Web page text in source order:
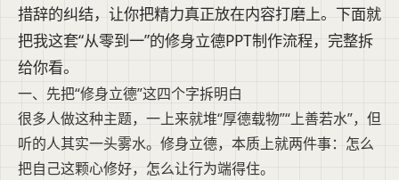
措辞的纠结，让你把精力真正放在内容打磨上。下面就
把我这套“从零到一”的修身立德PPT制作流程，完整拆
给你看。
一、先把“修身立德”这四个字拆明白
很多人做这种主题，一上来就堆“厚德载物”“上善若水”，但
听的人其实一头雾水。修身立德，本质上就两件事：怎么
把自己这颗心修好，怎么让行为端得住。